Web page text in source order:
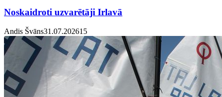
Noskaidroti uzvarētāji Irlavā
Andis Švāns31.07.20261 5